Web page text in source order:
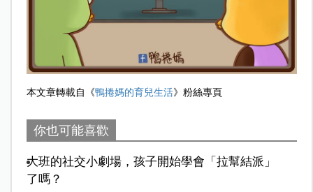
本文章轉載自《鴨捲媽的育兒生活》粉絲專頁
你也可能喜歡
大班的社交小劇場，孩子開始學會「拉幫結派」
了嗎？